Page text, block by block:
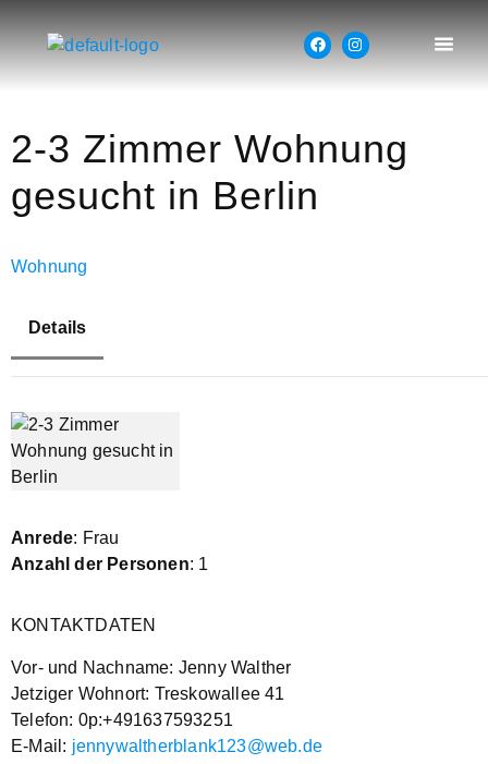
2-3 Zimmer Wohnung
gesucht in Berlin
Wohnung
Details
Anrede: Frau
Anzahl der Personen: 1
KONTAKTDATEN
Vor- und Nachname: Jenny Walther
Jetziger Wohnort: Treskowallee 41
Telefon: 0p:+491637593251
E-Mail: jennywaltherblank123@web.de